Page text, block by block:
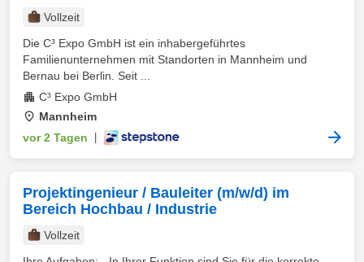
Vollzeit
Die C³ Expo GmbH ist ein inhabergeführtes
Familienunternehmen mit Standorten in Mannheim und
Bernau bei Berlin. Seit ...
C³ Expo GmbH
Mannheim
vor 2 Tagen
Projektingenieur / Bauleiter (m/w/d) im
Bereich Hochbau / Industrie
Vollzeit